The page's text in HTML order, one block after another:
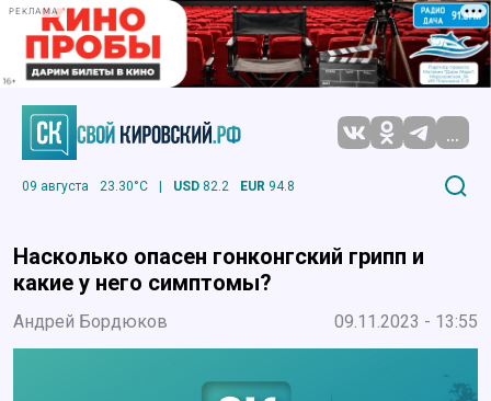
РЕКЛАМА
...
09 августа 23.30°C | USD 82.2 EUR 94.8
Насколько опасен гонконгский грипп и
какие у него симптомы?
Андрей Бордюков 09.11.2023 - 13:55